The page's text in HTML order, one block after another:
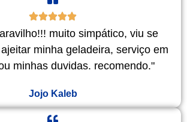
muito simpático, viu se
minha geladeira, serviço em
minhas duvidas. recomendo."
Jojo Kaleb